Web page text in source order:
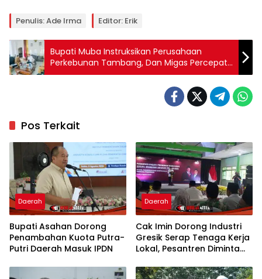
Penulis: Ade Irma Editor: Erik
Bupati Muba Instruksikan Perusahaan
Perkebunan Tambang, Dan Migas Percepat
Sertifikasi Pekerja
Pos Terkait
Daerah
Bupati Asahan Dorong
Penambahan Kuota Putra-
Putri Daerah Masuk IPDN
Daerah
Cak Imin Dorong Industri
Gresik Serap Tenaga Kerja
Lokal, Pesantren Diminta